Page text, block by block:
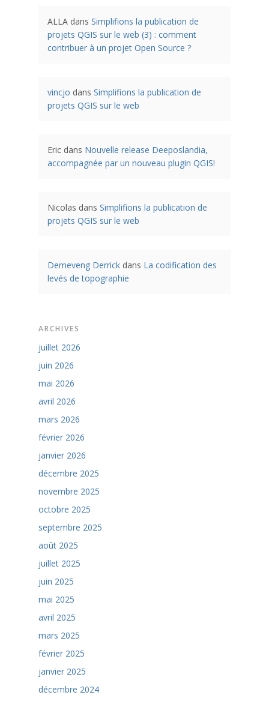
ALLA dans Simplifions la publication de
projets QGIS sur le web (3) : comment
contribuer à un projet Open Source ?
vincjo dans Simplifions la publication de
projets QGIS sur le web
Eric dans Nouvelle release Deeposlandia,
accompagnée par un nouveau plugin QGIS!
Nicolas dans Simplifions la publication de
projets QGIS sur le web
Demeveng Derrick dans La codification des
levés de topographie
ARCHIVES
juillet 2026
juin 2026
mai 2026
avril 2026
mars 2026
février 2026
janvier 2026
décembre 2025
novembre 2025
octobre 2025
septembre 2025
août 2025
juillet 2025
juin 2025
mai 2025
avril 2025
mars 2025
février 2025
janvier 2025
décembre 2024